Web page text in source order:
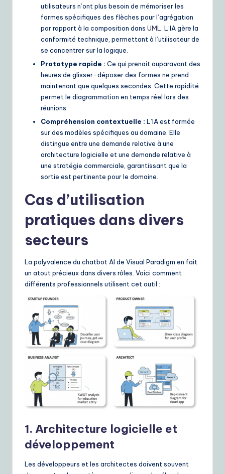
utilisateurs n’ont plus besoin de mémoriser les
formes spécifiques des flèches pour l’agrégation
par rapport à la composition dans UML
. L’IA gère la
conformité technique, permettant à l’utilisateur de
se concentrer sur la logique.
Prototype rapide : Ce qui prenait auparavant des
heures de glisser-déposer des formes ne prend
maintenant que quelques secondes. Cette rapidité
permet le diagrammation en temps réel lors des
réunions.
Compréhension contextuelle : L’IA est formée
sur des modèles spécifiques au domaine. Elle
distingue entre une demande relative à une
architecture logicielle et une demande relative à
une stratégie commerciale, garantissant que la
sortie est pertinente pour le domaine.
Cas d’utilisation
pratiques dans divers
secteurs
La polyvalence du chatbot AI de Visual Paradigm en fait
un atout précieux dans divers rôles. Voici comment
différents professionnels utilisent cet outil :
1. Architecture logicielle et
développement
Les développeurs et les architectes doivent souvent